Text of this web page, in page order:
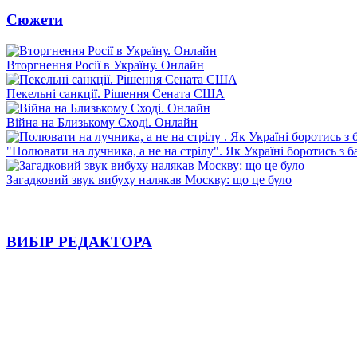
Сюжети
Вторгнення Росії в Україну. Онлайн
Пекельні санкції. Рішення Сената США
Війна на Близькому Сході. Онлайн
"Полювати на лучника, а не на стрілу". Як Україні боротись з
Загадковий звук вибуху налякав Москву: що це було
ВИБІР РЕДАКТОРА